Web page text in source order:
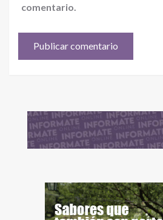
comentario.